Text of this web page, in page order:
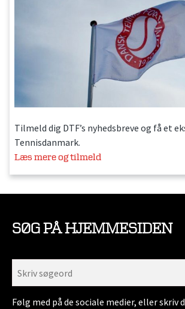
Tilmeld dig DTF’s nyhedsbreve og få et
Tennisdanmark.
Læs mere og tilmeld
SØG PÅ HJEMMESIDEN
Følg med på de sociale medier, eller skriv